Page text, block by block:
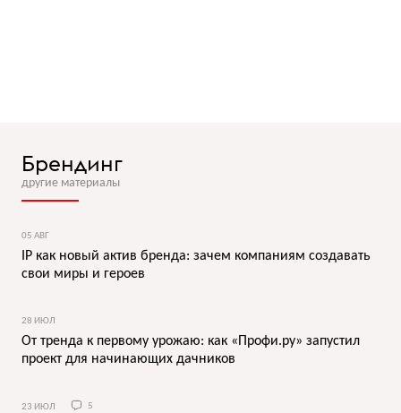
Брендинг
другие материалы
05 АВГ
IP как новый актив бренда: зачем компаниям создавать
свои миры и героев
28 ИЮЛ
От тренда к первому урожаю: как «Профи.ру» запустил
проект для начинающих дачников
23 ИЮЛ 5